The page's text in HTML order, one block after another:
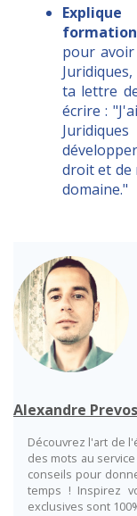
formation
pour
ta lettre
écrire :
droit et de
domaine."
Alexandre
Découvrez l'art de
des mots au
conseils pour
temps ! Inspirez
exclusives sont